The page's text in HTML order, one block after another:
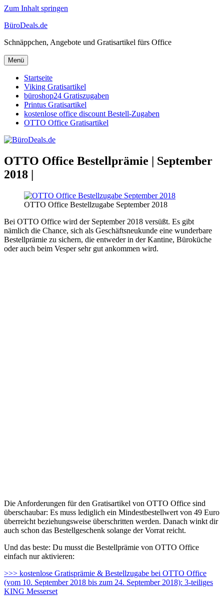
Zum Inhalt springen
BüroDeals.de
Schnäppchen, Angebote und Gratisartikel fürs Office
Menü
Startseite
Viking Gratisartikel
büroshop24 Gratiszugaben
Printus Gratisartikel
kostenlose office discount Bestell-Zugaben
OTTO Office Gratisartikel
OTTO Office Bestellprämie | September
2018 |
OTTO Office Bestellzugabe September 2018
Bei OTTO Office wird der September 2018 versüßt. Es gibt
nämlich die Chance, sich als Geschäftsneukunde eine wunderbare
Bestellprämie zu sichern, die entweder in der Kantine, Büroküche
oder auch beim Vesper sehr gut ankommen wird.
Die Anforderungen für den Gratisartikel von OTTO Office sind
überschaubar: Es muss lediglich ein Mindestbestellwert von 49 Euro
überreicht beziehungsweise überschritten werden. Danach winkt dir
auch schon das Bestellgeschenk solange der Vorrat reicht.
Und das beste: Du musst die Bestellprämie von OTTO Office
einfach nur aktivieren:
>>> kostenlose Gratisprämie & Bestellzugabe bei OTTO Office
(vom 10. September 2018 bis zum 24. September 2018): 3-teiliges
KING Messerset